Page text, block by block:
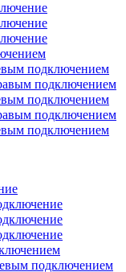
подключением
подключением
подключением
подключением
подключением
подключением